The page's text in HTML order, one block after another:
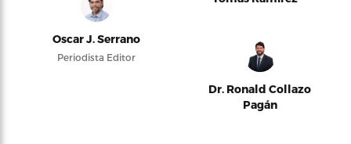
Oscar J. Serrano
Periodista Editor
Dr. Ronald Collazo
Pagán